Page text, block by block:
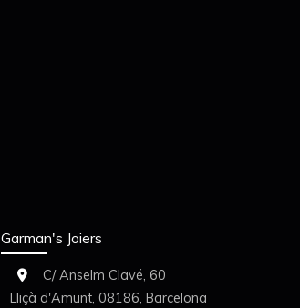
Garman's Joiers
C/ Anselm Clavé, 60
Lliçà d'Amunt,08186, Barcelona